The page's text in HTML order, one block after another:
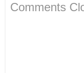
Comments